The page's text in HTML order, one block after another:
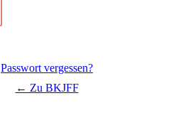
Passwort vergessen?
← Zu BKJFF